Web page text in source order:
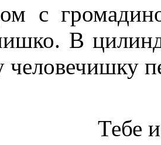
с
В
человечишку
Тебе